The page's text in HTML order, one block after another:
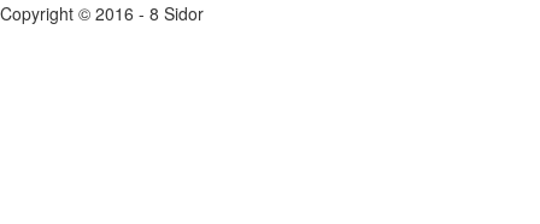
Copyright © 2016 - 8 Sidor